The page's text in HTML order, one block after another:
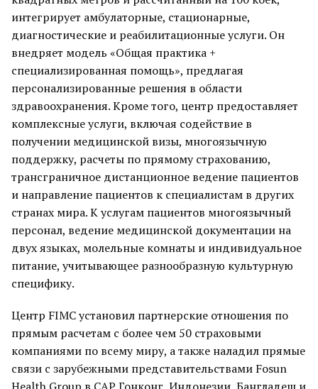
интегрирует амбулаторные, стационарные,
диагностические и реабилитационные услуги. Он
внедряет модель «Общая практика +
специализированная помощь», предлагая
персонализированные решения в области
здравоохранения. Кроме того, центр предоставляет
комплексные услуги, включая содействие в
получении медицинской визы, многоязычную
поддержку, расчеты по прямому страхованию,
трансграничное дистанционное ведение пациентов
и направление пациентов к специалистам в других
странах мира. К услугам пациентов многоязычный
персонал, ведение медицинской документации на
двух языках, молельные комнаты и индивидуальное
питание, учитывающее разнообразную культурную
специфику.
Центр FIMC установил партнерские отношения по
прямым расчетам с более чем 50 страховыми
компаниями по всему миру, а также наладил прямые
связи с зарубежными представительствами Fosun